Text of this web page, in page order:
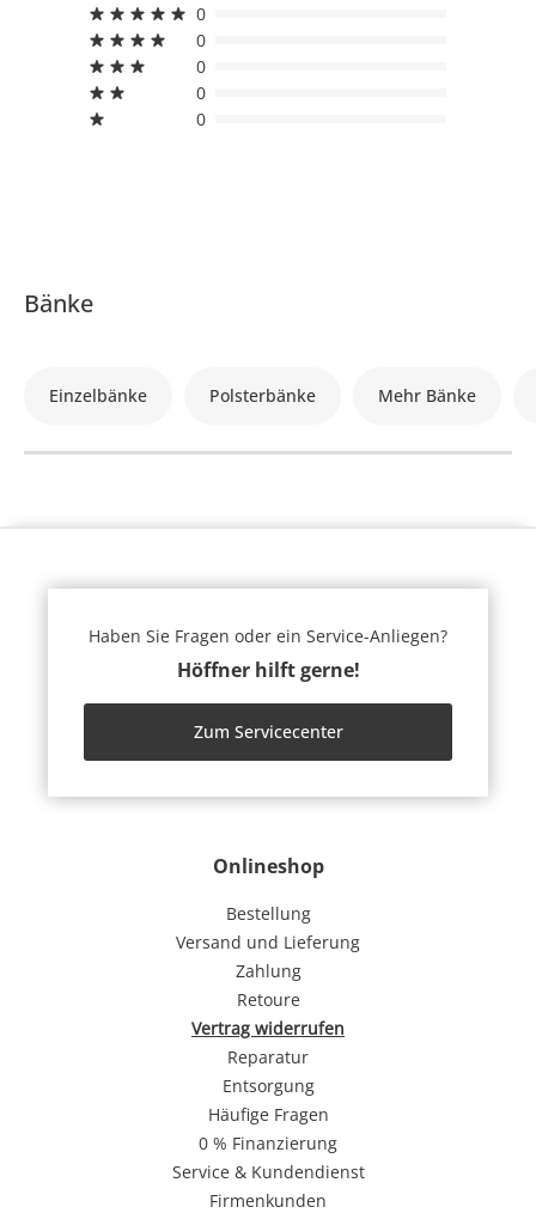
0
0
0
0
0
Bänke
Einzelbänke Polsterbänke Mehr Bänke
Onlineshop
Bestellung
Versand und Lieferung
Zahlung
Retoure
Vertrag widerrufen
Reparatur
Entsorgung
Häufige Fragen
0 % Finanzierung
Service & Kundendienst
Firmenkunden
Haben Sie Fragen oder ein Service-Anliegen?
Höffner hilft gerne!
Zum Servicecenter